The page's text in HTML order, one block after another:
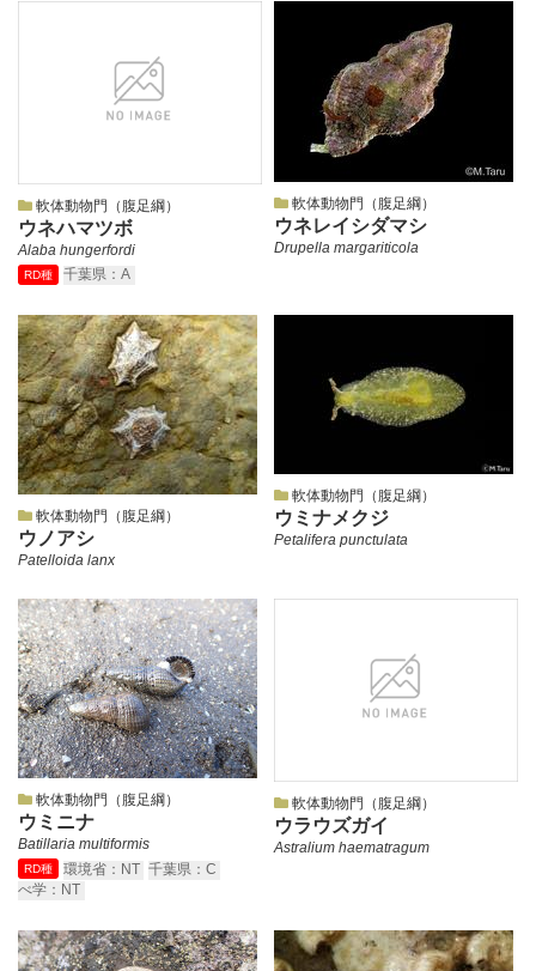
軟体動物門（腹足綱）
ウネハマツボ
Alaba hungerfordi
RD種 千葉県：A
軟体動物門（腹足綱）
ウネレイシダマシ
Drupella margariticola
軟体動物門（腹足綱）
ウノアシ
Patelloida lanx
軟体動物門（腹足綱）
ウミナメクジ
Petalifera punctulata
軟体動物門（腹足綱）
ウミニナ
Batillaria multiformis
RD種 環境省：NT 千葉県：C
べ学：NT
軟体動物門（腹足綱）
ウラウズガイ
Astralium haematragum